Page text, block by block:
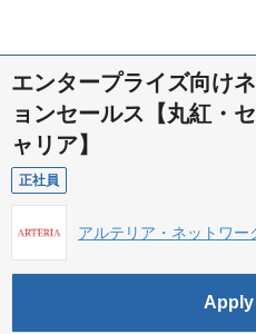
エンタープライズ向け
ョンセールス【丸紅・
ャリア】
正社員
アルテリア・ネットワ